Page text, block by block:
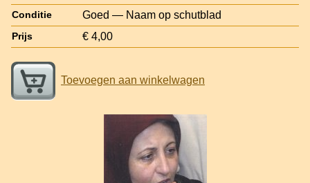
Conditie Goed — Naam op schutblad
Prijs € 4,00
Toevoegen aan winkelwagen